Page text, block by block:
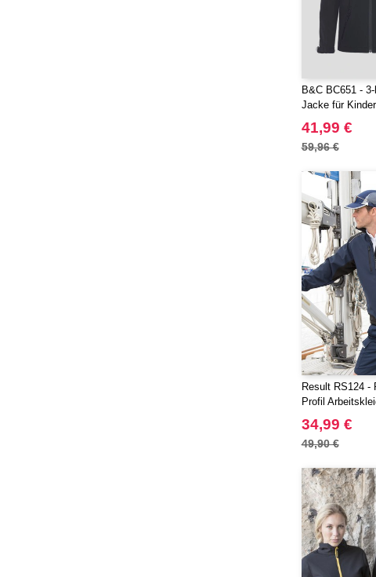
B&C BC651 -
Jacke für Kinder
41,99 €
59,96 €
Result RS124 -
Profil
34,99 €
49,90 €